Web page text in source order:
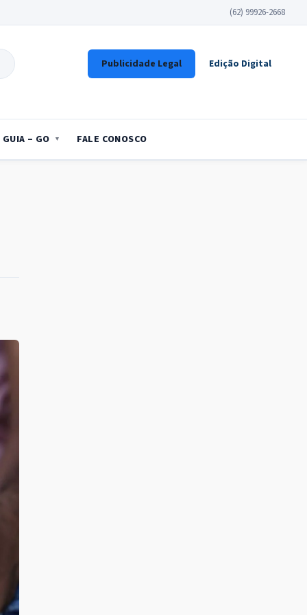
(62) 99926-2668
Publicidade Legal Edição Digital
GUIA – GO FALE CONOSCO